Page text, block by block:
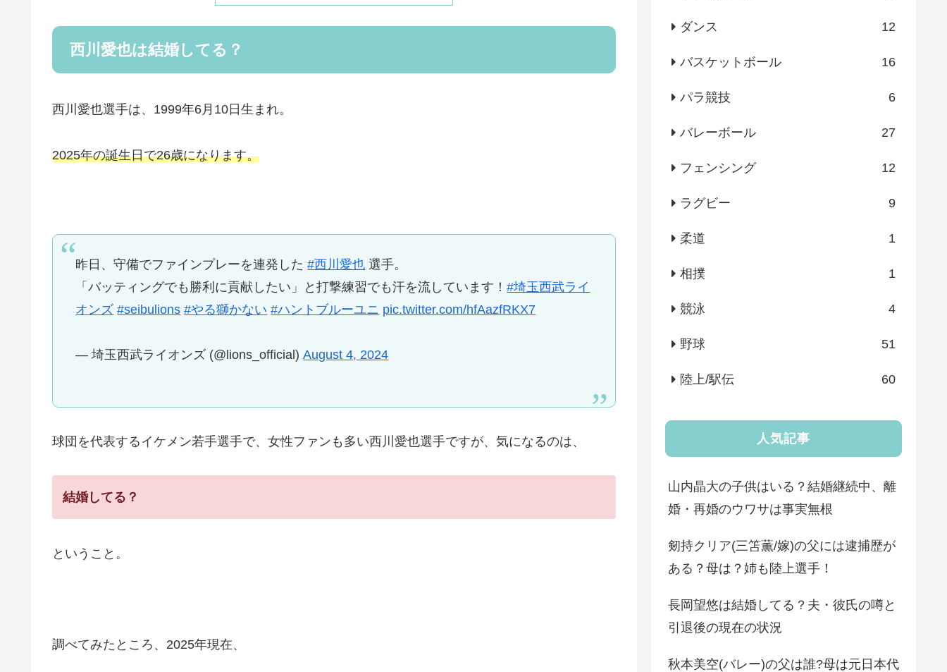
西川愛也は結婚してる？
西川愛也選手は、1999年6月10日生まれ。
2025年の誕生日で26歳になります。
昨日、守備でファインプレーを連発した#西川愛也 選手。
「バッティングでも勝利に貢献したい」と打撃練習でも汗を流しています！#埼玉西武ライ
オンズ #seibulions #やる獅かない #ハントブルーユニ pic.twitter.com/hfAazfRKX7
— 埼玉西武ライオンズ (@lions_official)August 4, 2024
球団を代表するイケメン若手選手で、女性ファンも多い西川愛也選手ですが、気になるのは、
結婚してる？
ということ。
調べてみたところ、2025年現在、
ダンス 12
バスケットボール 16
パラ競技 6
バレーボール 27
フェンシング 12
ラグビー 9
柔道 1
相撲 1
競泳 4
野球 51
陸上/駅伝 60
人気記事
山内晶大の子供はいる？結婚継続中、離
婚・再婚のウワサは事実無根
剱持クリア(三笘薫/嫁)の父には逮捕歴が
ある？母は？姉も陸上選手！
長岡望悠は結婚してる？夫・彼氏の噂と
引退後の現在の状況
秋本美空(バレー)の父は誰?母は元日本代